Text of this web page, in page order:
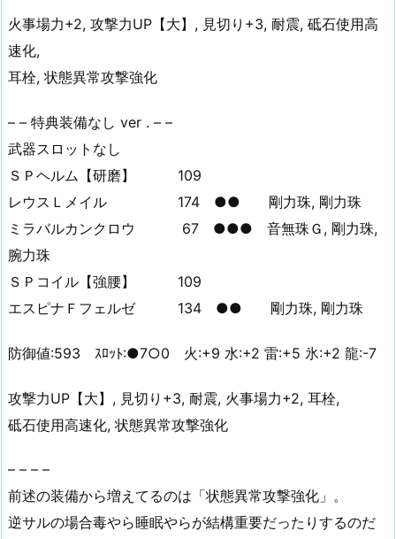
火事場力+2, 攻撃力UP【大】, 見切り+3, 耐震, 砥石使用高
速化,
耳栓, 状態異常攻撃強化
– – 特典装備なし ver . – –
武器スロットなし
ＳＰヘルム【研磨】 109
レウスＬメイル 174 ●● 剛力珠, 剛力珠
ミラバルカンクロウ 67 ●●● 音無珠Ｇ, 剛力珠,
腕力珠
ＳＰコイル【強腰】 109
エスピナＦフェルゼ 134 ●● 剛力珠, 剛力珠
防御値:593 ｽﾛｯﾄ:●7○0 火:+9 水:+2 雷:+5 氷:+2 龍:-7
攻撃力UP【大】, 見切り+3, 耐震, 火事場力+2, 耳栓,
砥石使用高速化, 状態異常攻撃強化
– – – –
前述の装備から増えてるのは「状態異常攻撃強化」。
逆サルの場合毒やら睡眠やらが結構重要だったりするのだ